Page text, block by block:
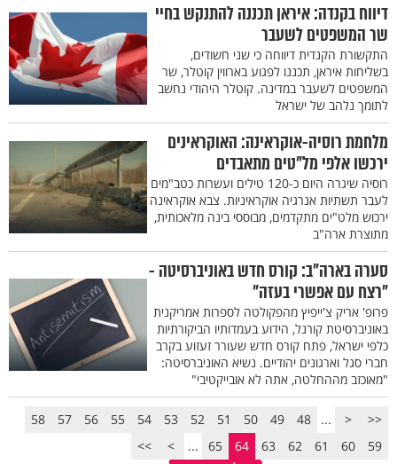
דיווח בקנדה: איראן תכננה להתנקש בחיי
שר המשפטים לשעבר
התקשורת הקנדית דיווחה כי שני חשודים,
בשליחות איראן, תכננו לפגוע בארווין קוטלר, שר
המשפטים לשעבר במדינה. קוטלר היהודי נחשב
לתומך נלהב של ישראל
מלחמת רוסיה-אוקראינה: האוקראינים
ירכשו אלפי מל"טים מתאבדים
רוסיה שיגרה היום כ-120 טילים ועשרות כטב"מים
לעבר תשתיות אנרגיה אוקראיניות. צבא אוקראינה
ירכוש מלט"ים מתקדמים, מבוססי בינה מלאכותית,
מתוצרת ארה"ב
סערה בארה"ב: קורס חדש באוניברסיטה -
"רצח עם אפשרי בעזה"
פרופ' אריק צ'ייפיץ מהפקולטה לספרות אמריקנית
באוניברסיטת קורנל, הידוע בעמדותיו הביקורתיות
כלפי ישראל, פתח קורס חדש שעורר זעזוע בקרב
חברי סגל וארגונים יהודיים. נשיא האוניברסיטה:
"מאוכזב מההחלטה, אתה לא אובייקטיבי"
<<
<
...
48
49
50
51
52
53
54
55
56
57
58
59
60
61
62
63
64
65
...
>
>>